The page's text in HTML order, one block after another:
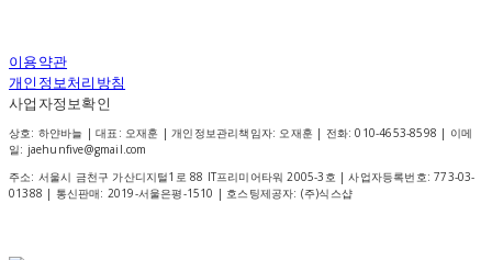
이용약관
개인정보처리방침
사업자정보확인
상호: 하얀바늘 | 대표: 오재훈 | 개인정보관리책임자: 오재훈 | 전화: 010-4653-8598 | 이메
일: jaehunfive@gmail.com
주소: 서울시 금천구 가산디지털1로 88 IT프리미어타워 2005-3호 | 사업자등록번호:773-03-
01388 | 통신판매: 2019-서울은평-1510 | 호스팅제공자: (주)식스샵